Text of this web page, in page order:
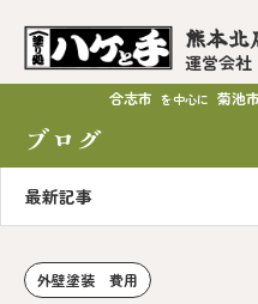
熊本北
運営会社
合志市 を中心に 菊池市
ブログ
最新記事
外壁塗装 費用